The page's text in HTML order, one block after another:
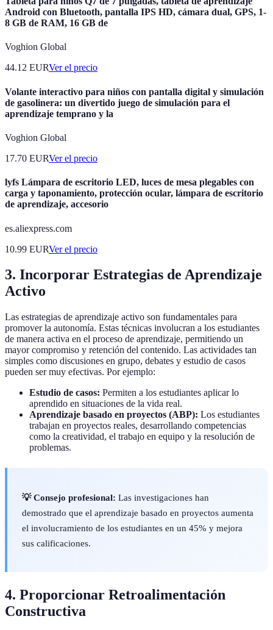
Android con Bluetooth, pantalla IPS HD, cámara dual, GPS, 1-
8 GB de RAM, 16 GB de
Voghion Global
44.12 EURVer el precio
Volante interactivo para niños con pantalla digital y simulación
de gasolinera: un divertido juego de simulación para el
aprendizaje temprano y la
Voghion Global
17.70 EURVer el precio
lyfs Lámpara de escritorio LED, luces de mesa plegables con
carga y taponamiento, protección ocular, lámpara de escritorio
de aprendizaje, accesorio
es.aliexpress.com
10.99 EURVer el precio
3. Incorporar Estrategias de Aprendizaje
Activo
Las estrategias de aprendizaje activo son fundamentales para
promover la autonomía. Estas técnicas involucran a los estudiantes
de manera activa en el proceso de aprendizaje, permitiendo un
mayor compromiso y retención del contenido. Las actividades tan
simples como discusiones en grupo, debates y estudio de casos
pueden ser muy efectivas. Por ejemplo:
Estudio de casos: Permiten a los estudiantes aplicar lo
aprendido en situaciones de la vida real.
Aprendizaje basado en proyectos (ABP): Los estudiantes
trabajan en proyectos reales, desarrollando competencias
como la creatividad, el trabajo en equipo y la resolución de
problemas.
💡 Consejo profesional: Las investigaciones han
demostrado que el aprendizaje basado en proyectos aumenta
el involucramiento de los estudiantes en un 45% y mejora
sus calificaciones.
4. Proporcionar Retroalimentación
Constructiva